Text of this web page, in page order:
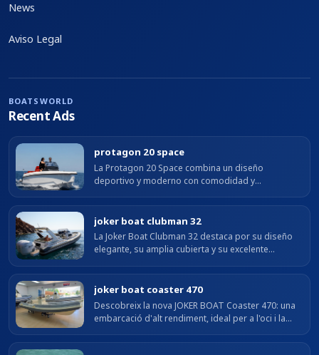
News
Aviso Legal
BOATSWORLD
Recent Ads
protagon 20 space
La Protagon 20 Space combina un diseño
deportivo y moderno con comodidad y
solárium en proa y la plataforma de baño ofrecen
un...
joker boat clubman 32
La Joker Boat Clubman 32 destaca por su diseño
elegante, su amplia cubierta y su excelente
9,51 m y una manga de 3,26 m, ofrece...
joker boat coaster 470
Descobreix la nova JOKER BOAT Coaster 470: una
embarcació d'alt rendiment, ideal per a l'oci i la